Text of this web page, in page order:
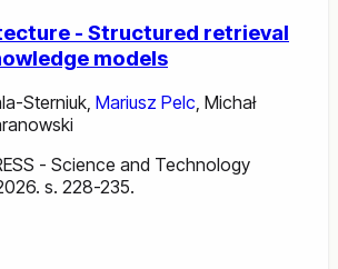
- Structured retrieval
models
Sterniuk, Mariusz Pelc, Michał
- Science and Technology
s. 228-235.